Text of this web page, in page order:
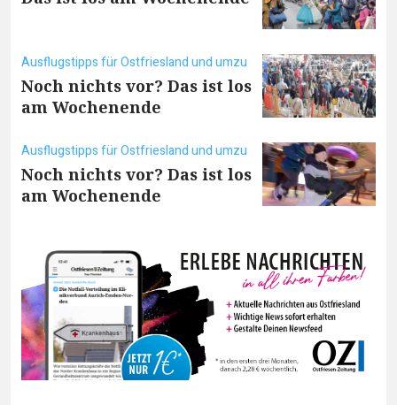
Ausflugstipps für Ostfriesland und umzu
Noch nichts vor? Das ist los
am Wochenende
Ausflugstipps für Ostfriesland und umzu
Noch nichts vor? Das ist los
am Wochenende